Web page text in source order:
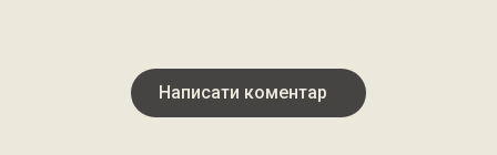
Написати коментар